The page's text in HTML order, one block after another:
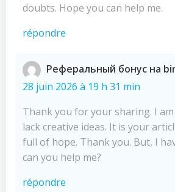
doubts. Hope you can help me.
répondre
Реферальный бонус на
28 juin 2026 à 19 h 31 min
Thank you for your sharing. I
lack creative ideas. It is your
full of hope. Thank you. But, I
can you help me?
répondre